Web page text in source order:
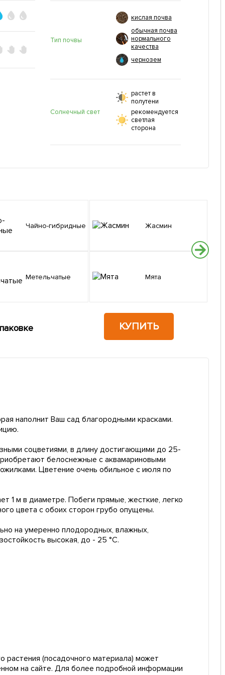
Тип почвы
кислая почва
обычная почва
нормального
качества
чернозем
Солнечный свет
растет в
полутени
рекомендуется
светлая
сторона
Чайно-гибридные
Метельчатые
Жасмин
Мята
КУПИТЬ
наполнит Ваш сад благородными красками.
соцветиями, в длину достигающими до 25-
белоснежные с аквамариновыми
Цветение очень обильное с июля по
1 м в диаметре. Побеги прямые, жесткие, легко
цвета с обоих сторон грубо опущены.
на умеренно плодородных, влажных,
высокая, до - 25 °C.
растения (посадочного материала) может
на сайте. Для более подробной информации